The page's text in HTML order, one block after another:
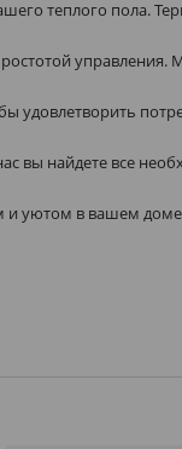
теплого пола.
вы найдете все
и уютом в вашем